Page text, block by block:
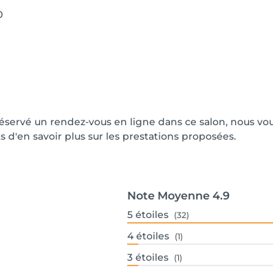
un rendez-vous en ligne dans ce salon, nous
savoir plus sur les prestations proposées.
Note Moyenne 4.9
5 étoiles (32)
4 étoiles (1)
3 étoiles (1)